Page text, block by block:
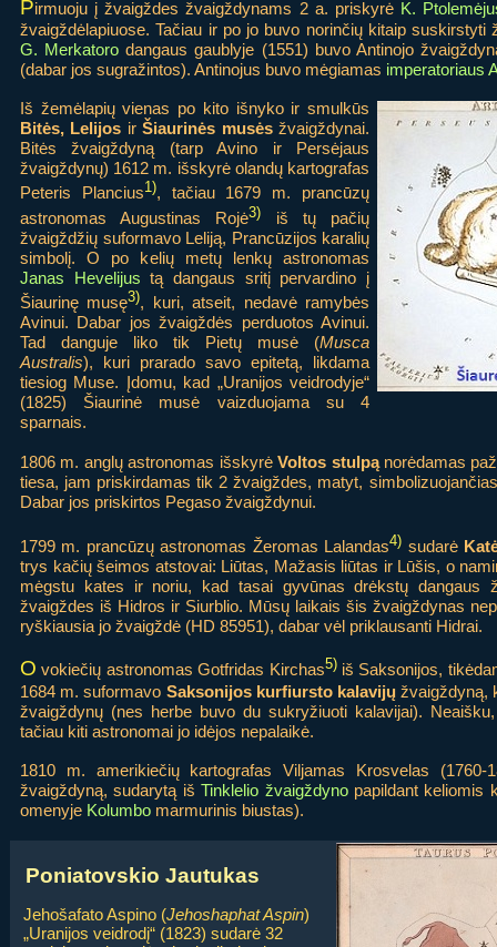
Pirmuoju į žvaigždes žvaigždynams 2 a. priskyrė K.
žvaigždėlapiuose. Tačiau ir po jo buvo norinčių kitaip suskirstyti
G. Merkatoro dangaus gaublyje (1551) buvo Antinojo
(dabar jos sugražintos). Antinojus buvo mėgiamas imperatoriaus
Iš žemėlapių vienas po kito išnyko ir smulkūs
Bitės, Lelijos irŠiaurinės musėsžvaigždynai.
Bitės žvaigždyną (tarp Avino ir Persėjaus
žvaigždynų) 1612 m. išskyrė olandų kartografas
Peteris Plancius1), tačiau 1679 m. prancūzų
astronomas Augustinas Rojė3) iš tų pačių
žvaigždžių suformavo Leliją, Prancūzijos karalių
simbolį. O po kelių metų lenkų astronomas
Janas Hevelijus tą dangaus sritį pervardino į
Šiaurinę musę3), kuri, atseit, nedavė ramybės
Avinui. Dabar jos žvaigždės perduotos Avinui.
Tad danguje liko tik Pietų musė (Musca
Australis), kuri prarado savo epitetą, likdama
tiesiog Muse. Įdomu, kad „Uranijos veidrodyje“
(1825) Šiaurinė musė vaizduojama su 4
sparnais.
1806 m. anglų astronomas išskyrėVoltos stulpąnorėdamas
tiesa, jam priskirdamas tik 2 žvaigždes, matyt,
Dabar jos priskirtos Pegaso žvaigždynui.
1799 m. prancūzų astronomas Žeromas Lalandas4) sudarė
trys kačių šeimos atstovai: Liūtas, Mažasis liūtas ir Lūšis, o
mėgstu kates ir noriu, kad tasai gyvūnas drėkstų dangaus
žvaigždes iš Hidros ir Siurblio. Mūsų laikais šis žvaigždynas
ryškiausia jo žvaigždė (HD 85951), dabar vėl priklausanti Hidrai.
O vokiečių astronomas Gotfridas Kirchas5)iš Saksonijos,
1684 m. suformavo Saksonijos kurfiursto kalavijųžvaigždyną,
žvaigždynų (nes herbe buvo du sukryžiuoti kalavijai).
tačiau kiti astronomai jo idėjos nepalaikė.
1810 m. amerikiečių kartografas Viljamas Krosvelas
žvaigždyną, sudarytą išTinklelio žvaigždynopapildant keliomis
omenyje Kolumbo marmurinis biustas).
Poniatovskio Jautukas
Jehošafato Aspino (Jehoshaphat Aspin)
„Uranijos veidrodį“ (1823) sudarė 32